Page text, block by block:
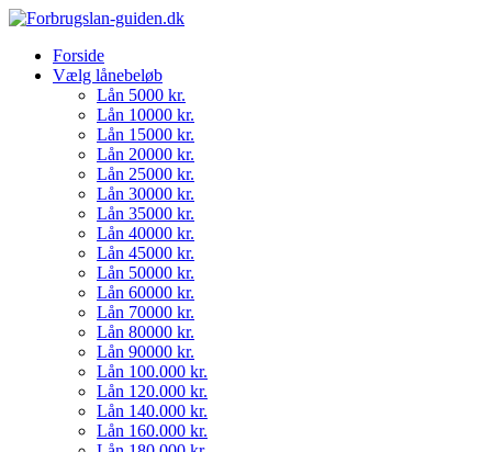
Forside
Vælg lånebeløb
Lån 5000 kr.
Lån 10000 kr.
Lån 15000 kr.
Lån 20000 kr.
Lån 25000 kr.
Lån 30000 kr.
Lån 35000 kr.
Lån 40000 kr.
Lån 45000 kr.
Lån 50000 kr.
Lån 60000 kr.
Lån 70000 kr.
Lån 80000 kr.
Lån 90000 kr.
Lån 100.000 kr.
Lån 120.000 kr.
Lån 140.000 kr.
Lån 160.000 kr.